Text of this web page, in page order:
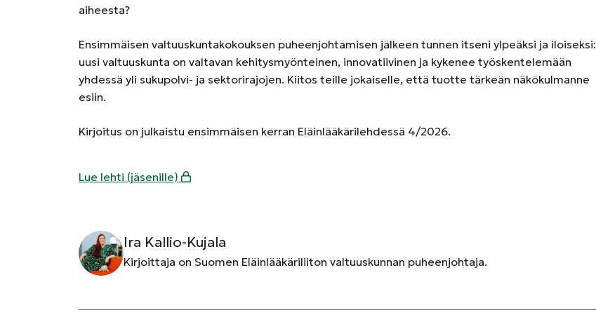
aiheesta?
Ensimmäisen valtuuskuntakokouksen puheenjohtamisen jälkeen tunnen itseni ylpeäksi ja iloiseksi:
uusi valtuuskunta on valtavan kehitysmyönteinen, innovatiivinen ja kykenee työskentelemään
yhdessä yli sukupolvi- ja sektorirajojen. Kiitos teille jokaiselle, että tuotte tärkeän näkökulmanne
esiin.
Kirjoitus on julkaistu ensimmäisen kerran Eläinlääkärilehdessä 4/2026.
Lue lehti (jäsenille)
Ira Kallio-Kujala
Kirjoittaja on Suomen Eläinlääkäriliiton valtuuskunnan puheenjohtaja.